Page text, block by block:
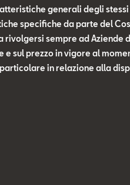
generali degli stessi
specifiche da parte del
sempre ad Aziende
sul prezzo in vigore al
in relazione alla